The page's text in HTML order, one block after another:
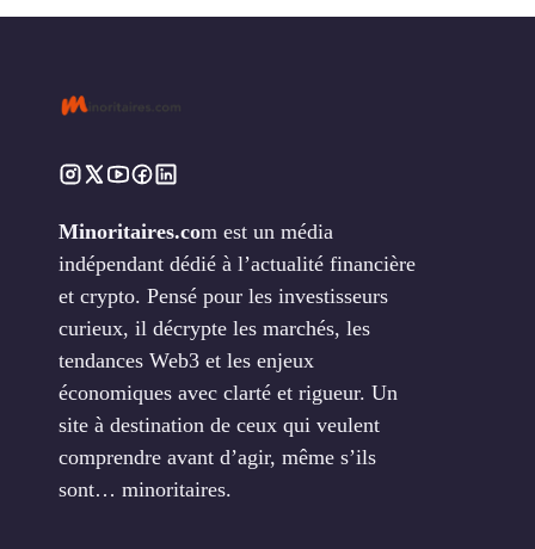
Minoritaires.com est un média
indépendant dédié à l’actualité financière
et crypto. Pensé pour les investisseurs
curieux, il décrypte les marchés, les
tendances Web3 et les enjeux
économiques avec clarté et rigueur. Un
site à destination de ceux qui veulent
comprendre avant d’agir, même s’ils
sont… minoritaires.